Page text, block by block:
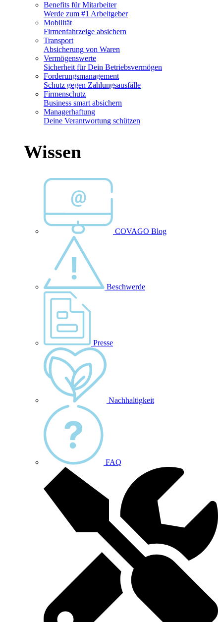
Benefits für Mitarbeiter
Werde zum #1 Arbeitgeber
Mobilität
Firmenfahrzeige absichern
Transport
Absicherung von Waren
Vermögenswerte
Sicherheit für Dein Betriebsvermögen
Forderungsmanagement
Schutz gegen Zahlungsausfälle
Firmenschutz
Business smart absichern
Managerhaftung
Deine Verantwortung schützen
Wissen
COVAGO Blog
Beschwerde
Presse
Nachhaltigkeit
FAQ